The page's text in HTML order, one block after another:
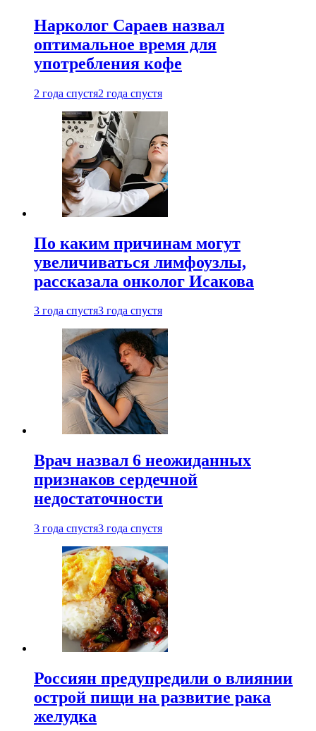
Нарколог Сараев назвал
оптимальное время для
употребления кофе
2 года спустя2 года спустя
По каким причинам могут
увеличиваться лимфоузлы,
рассказала онколог Исакова
3 года спустя3 года спустя
Врач назвал 6 неожиданных
признаков сердечной
недостаточности
3 года спустя3 года спустя
Россиян предупредили о влиянии
острой пищи на развитие рака
желудка